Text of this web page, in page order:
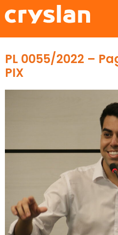
PL 0055/2022 –
PIX